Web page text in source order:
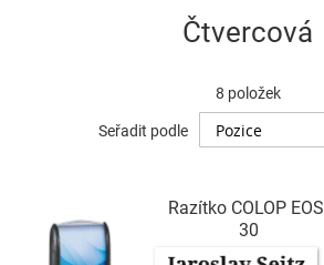
Čtvercová
8 položek
Seřadit podle
Razítko COLOP
30